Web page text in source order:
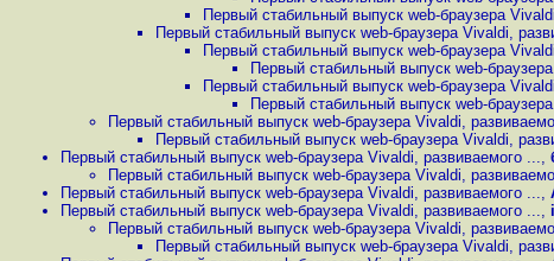
Первый стабильный выпуск web-браузера
Первый стабильный выпуск web-браузера Vivaldi,
Первый стабильный выпуск web-браузера
Первый стабильный выпуск web-
Первый стабильный выпуск web-браузера
Первый стабильный выпуск web-
Первый стабильный выпуск web-браузера Vivaldi,
Первый стабильный выпуск web-браузера Vivaldi,
Первый стабильный выпуск web-браузера Vivaldi, развиваемого ...,
Первый стабильный выпуск web-браузера Vivaldi,
Первый стабильный выпуск web-браузера Vivaldi, развиваемого ...,
Первый стабильный выпуск web-браузера Vivaldi, развиваемого ...,
Первый стабильный выпуск web-браузера Vivaldi,
Первый стабильный выпуск web-браузера Vivaldi,